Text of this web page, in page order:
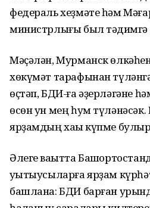
федераль хеҙмәте һәм
министрлығы был тәҡдимгә
Мәҫәлән, Мурманск
хөкүмәт тарафынан
өҫтәп, БДИ-ға әҙерләгәне
өсөн ун мең һум түләнәсәк.
ярҙамдың хаҡы күпме булыр
Әлеге ваҡытта
уҡытыусыларға ярҙам
башлана: БДИ барған